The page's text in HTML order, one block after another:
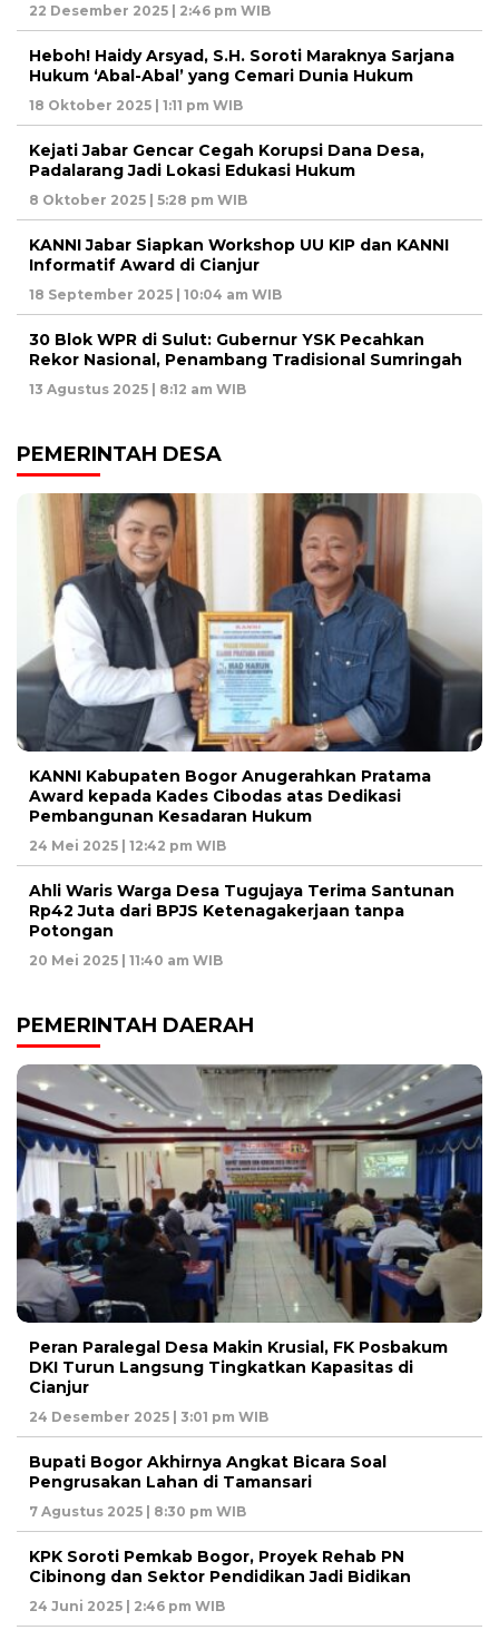
22 Desember 2025 | 2:46 pm WIB
Heboh! Haidy Arsyad, S.H. Soroti Maraknya Sarjana
Hukum ‘Abal-Abal’ yang Cemari Dunia Hukum
18 Oktober 2025 | 1:11 pm WIB
Kejati Jabar Gencar Cegah Korupsi Dana Desa,
Padalarang Jadi Lokasi Edukasi Hukum
8 Oktober 2025 | 5:28 pm WIB
KANNI Jabar Siapkan Workshop UU KIP dan KANNI
Informatif Award di Cianjur
18 September 2025 | 10:04 am WIB
30 Blok WPR di Sulut: Gubernur YSK Pecahkan
Rekor Nasional, Penambang Tradisional Sumringah
13 Agustus 2025 | 8:12 am WIB
PEMERINTAH DESA
KANNI Kabupaten Bogor Anugerahkan Pratama
Award kepada Kades Cibodas atas Dedikasi
Pembangunan Kesadaran Hukum
24 Mei 2025 | 12:42 pm WIB
Ahli Waris Warga Desa Tugujaya Terima Santunan
Rp42 Juta dari BPJS Ketenagakerjaan tanpa
Potongan
20 Mei 2025 | 11:40 am WIB
PEMERINTAH DAERAH
Peran Paralegal Desa Makin Krusial, FK Posbakum
DKI Turun Langsung Tingkatkan Kapasitas di
Cianjur
24 Desember 2025 | 3:01 pm WIB
Bupati Bogor Akhirnya Angkat Bicara Soal
Pengrusakan Lahan di Tamansari
7 Agustus 2025 | 8:30 pm WIB
KPK Soroti Pemkab Bogor, Proyek Rehab PN
Cibinong dan Sektor Pendidikan Jadi Bidikan
24 Juni 2025 | 2:46 pm WIB